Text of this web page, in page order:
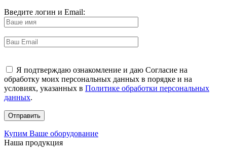
Введите логин и Email:
Я подтверждаю ознакомление и даю Согласие на
обработку моих персональных данных в порядке и на
условиях, указанных в Политике обработки персональных
данных.
Купим Ваше оборудование
Наша продукция